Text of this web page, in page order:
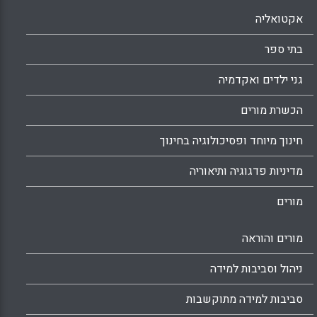
אקטואליה
בתי ספר
גני ילדים ואקדמיה
הכשרת מורים
חינוך מיוחד ופסיכולוגיה בחינוך
מדיניות פדגוגיה ותיאוריה
מורים
מורים והוראה
ניהול וסביבות למידה
סביבות למידה מתוקשבות